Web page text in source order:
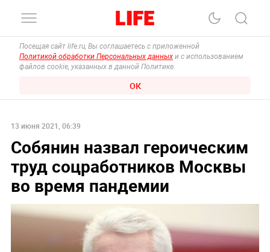
Посещая сайт life.ru, Вы соглашаетесь с приложенной
Политикой обработки Персональных данных и с использованием
файлов cookie, указанных в данной Политике.
ОК
13 июня 2021, 06:39
Собянин назвал героическим
труд соцработников Москвы
во время пандемии